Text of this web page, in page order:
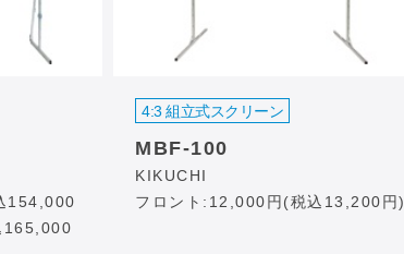
154,000
165,000
4:3 組立式スクリーン
MBF-100
KIKUCHI
フロント:12,000円(税込13,200円)